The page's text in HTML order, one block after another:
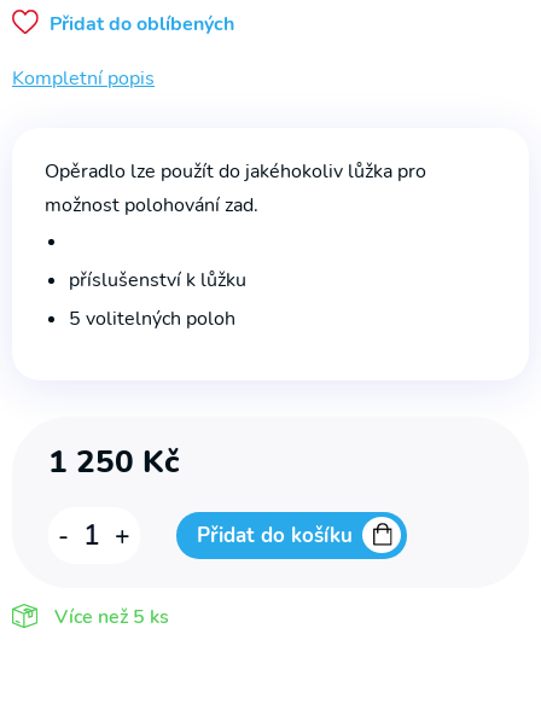
na WC
Rehabilitační
Přidat do oblíbených
Kompletní popis
Opěradlo lze použít do jakéhokoliv lůžka pro
možnost polohování zad.
příslušenství k lůžku
5 volitelných poloh
1 250 Kč
- Opěradlo
záda
+ Přidat do košíku
Více než 5 ks